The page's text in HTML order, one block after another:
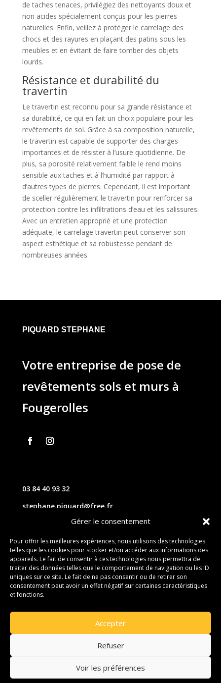
Gérer le consentement
Pour offrir les meilleures expériences, nous utilisons des technologies
telles que les cookies pour stocker et/ou accéder aux informations des
appareils. Le fait de consentir à ces technologies nous permettra de
traiter des données telles que le comportement de navigation ou les ID
uniques sur ce site. Le fait de ne pas consentir ou de retirer son
consentement peut avoir un effet négatif sur certaines caractéristiques
et fonctions.
Accepter
Refuser
Voir les préférences
de taches tenaces, privilégiez des nettoyants doux et
non acides spécialement conçus pour les pierres
naturelles. Enfin, veillez à protéger le carrelage des
chocs et des rayures en plaçant des patins sous les
meubles et en évitant de faire tomber des objets
lourds.
Résistance et durabilité du
travertin
Le travertin est reconnu pour sa grande résistance et
sa durabilité, ce qui en fait un choix populaire pour les
revêtements de sol. Grâce à sa composition naturelle,
le travertin est capable de supporter des charges
importantes et de résister à l’usure quotidienne. De
plus, sa porosité relativement faible le rend moins
sensible aux taches et à l’humidité par rapport à
d’autres types de pierres. Cependant, il est important
de sceller régulièrement le travertin pour renforcer sa
protection contre les infiltrations d’eau et les salissures.
Avec un entretien approprié et une protection
adéquate, le carrelage travertin peut conserver son
aspect esthétique et sa robustesse pendant de
nombreuses années.
PIQUARD STEPHANE
Votre entreprise de pose de
revêtements sols et murs à
Fougerolles
03 84 40 93 32
stephane.piquard@free.fr
61 les chavannes – 70220 FOUGEROLLES
Contact
© 2026 M Development–Mentions légales